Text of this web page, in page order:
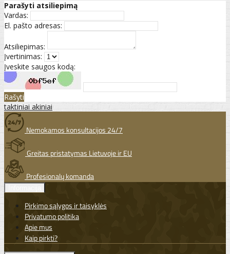
Parašyti atsiliepimą
Vardas:
El. pašto adresas:
Atsiliepimas:
Įvertinimas:
Įveskite saugos kodą:
Rašyti
taktiniai akiniai
Nemokamos konsultacijos 24/7
Greitas pristatymas Lietuvoje ir EU
Profesionalų komanda
Pirkimo sąlygos ir taisyklės
Privatumo politika
Apie mus
Kaip pirkti?